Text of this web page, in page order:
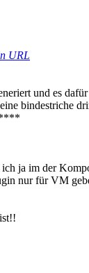
URL
und es
bindestriche
ja im der
nur für VM